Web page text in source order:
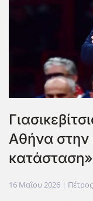
Αθήνα στην
κατάσταση»
16 Μαΐου 2026 |